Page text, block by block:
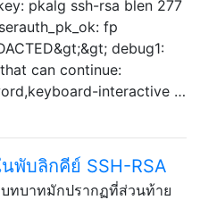
pkalg ssh-rsa blen 277
fp
debug1:
can continue:
interactive …
พับลิกคีย์ SSH-RSA
บทบาทมักปรากฏที่ส่วนท้าย